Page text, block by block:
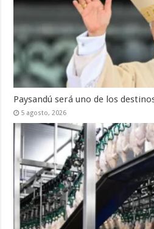
Paysandú será uno de los
5 agosto, 2026